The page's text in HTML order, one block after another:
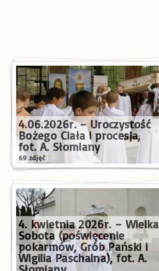
4.06.2026r. – Uroczystość
Bożego Ciała i procesja,
fot. A. Słomiany
69 zdjęć
4. kwietnia 2026r. – Wielka
Sobota (poświęcenie
pokarmów, Grób Pański i
Wigilia Paschalna), fot. A.